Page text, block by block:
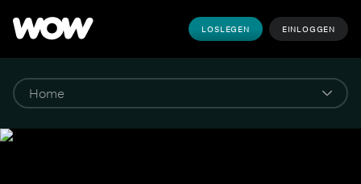
LOSLEGEN EINLOGGEN